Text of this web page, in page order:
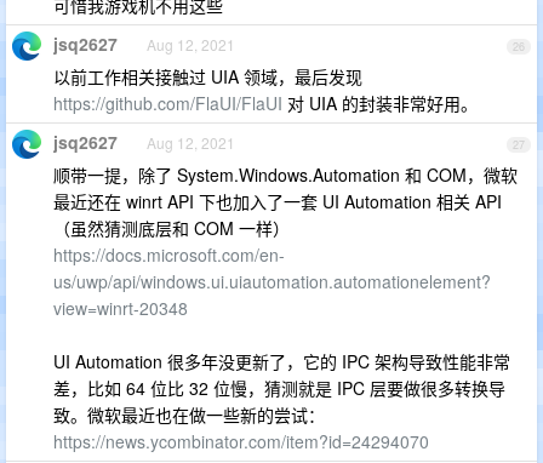
可惜我游戏机不用这些
26
jsq2627 Aug 12, 2021
以前工作相关接触过 UIA 领域，最后发现
https://github.com/FlaUI/FlaUI 对 UIA 的封装非常好用。
27
jsq2627 Aug 12, 2021
顺带一提，除了 System.Windows.Automation 和 COM，微软
最近还在 winrt API 下也加入了一套 UI Automation 相关 API
（虽然猜测底层和 COM 一样）
https://docs.microsoft.com/en-
us/uwp/api/windows.ui.uiautomation.automationelement?
view=winrt-20348
UI Automation 很多年没更新了，它的 IPC 架构导致性能非常
差，比如 64 位比 32 位慢，猜测就是 IPC 层要做很多转换导
致。微软最近也在做一些新的尝试：
https://news.ycombinator.com/item?id=24294070